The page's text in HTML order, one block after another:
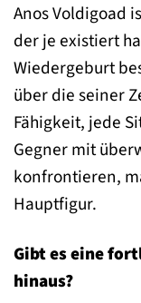
Anos Voldigoad
der je existiert
Wiedergeburt
über die seiner
Fähigkeit, jede
Gegner mit
konfrontieren,
Hauptfigur.
Gibt es eine
hinaus?